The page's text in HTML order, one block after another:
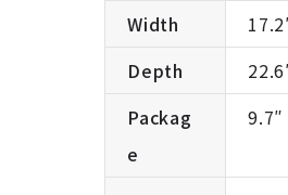
Width
Depth
Packag
e